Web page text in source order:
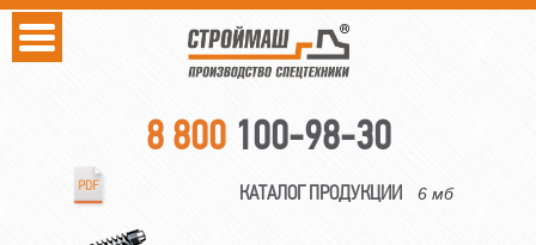
8 800 100-98-30
КАТАЛОГ ПРОДУКЦИИ 6 мб